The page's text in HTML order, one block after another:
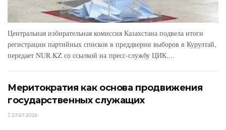
Центральная избирательная комиссия Казахстана подвела итоги
регистрации партийных списков в преддверии выборов в Курултай,
передает NUR.KZ со ссылкой на пресс-службу ЦИК....
Меритократия как основа продвижения
государственных служащих
27.07.2026